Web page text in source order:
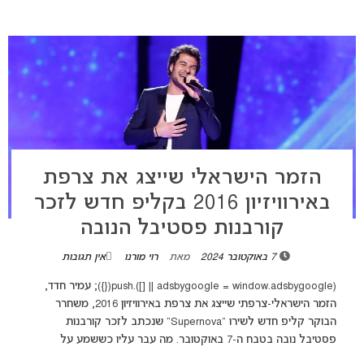
הזמר הישראלי שייצג את צרפת
באירוויזיון 2016 בקליפ חדש לזכר
קורבנות פסטיבל הנובה
7 באוקטובר 2024 מאת רוי מורנו אין תגובות
(adsbygoogle = window.adsbygoogle || []).push({}); עמיר חדד,
הזמר הישראלי-צרפתי שייצג את צרפת באירוויזיון 2016, משחרר
הבוקר קליפ חדש לשירו "Supernova" שנכתב לזכר קורבנות
פסטיבל נובה בטבח ה-7 באוקטובר. מה עבר עליו כששמע על